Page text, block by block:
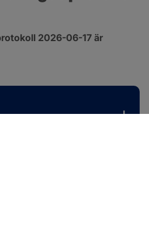
2026-06-17 är